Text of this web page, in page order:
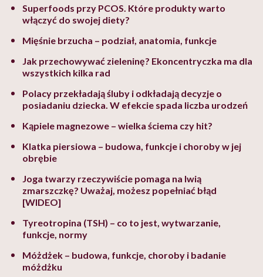
Superfoods przy PCOS. Które produkty warto
włączyć do swojej diety?
Mięśnie brzucha – podział, anatomia, funkcje
Jak przechowywać zieleninę? Ekoncentryczka ma dla
wszystkich kilka rad
Polacy przekładają śluby i odkładają decyzje o
posiadaniu dziecka. W efekcie spada liczba urodzeń
Kąpiele magnezowe – wielka ściema czy hit?
Klatka piersiowa – budowa, funkcje i choroby w jej
obrębie
Joga twarzy rzeczywiście pomaga na lwią
zmarszczkę? Uważaj, możesz popełniać błąd
[WIDEO]
Tyreotropina (TSH) – co to jest, wytwarzanie,
funkcje, normy
Móżdżek – budowa, funkcje, choroby i badanie
móżdżku